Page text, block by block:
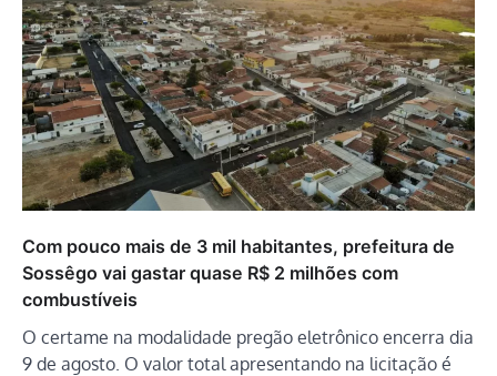
Com pouco mais de 3 mil habitantes, prefeitura de
Sossêgo vai gastar quase R$ 2 milhões com
combustíveis
O certame na modalidade pregão eletrônico encerra dia
9 de agosto. O valor total apresentando na licitação é